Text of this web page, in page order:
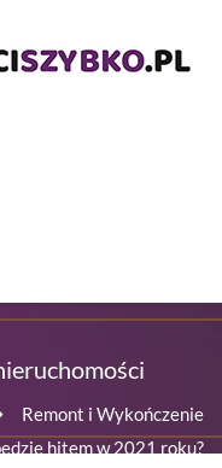
Remont i Wykończenie
hitem w 2021 roku?